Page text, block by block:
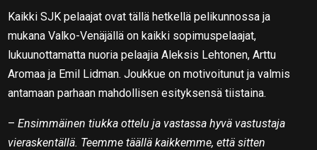
Kaikki SJK pelaajat ovat tällä hetkellä pelikunnossa ja
mukana Valko-Venäjällä on kaikki sopimuspelaajat,
lukuunottamatta nuoria pelaajia Aleksis Lehtonen, Arttu
Aromaa ja Emil Lidman. Joukkue on motivoitunut ja valmis
antamaan parhaan mahdollisen esityksensä tiistaina.
–Ensimmäinen tiukka ottelu ja vastassa hyvä vastustaja
vieraskentällä. Teemme täällä kaikkemme, että sitten